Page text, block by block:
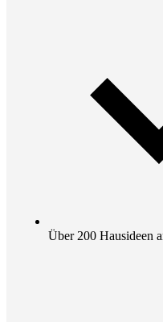
Über 200 Hausideen